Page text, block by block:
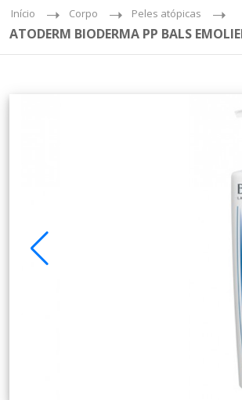
Início Corpo Peles atópicas
ATODERM BIODERMA PP BALS